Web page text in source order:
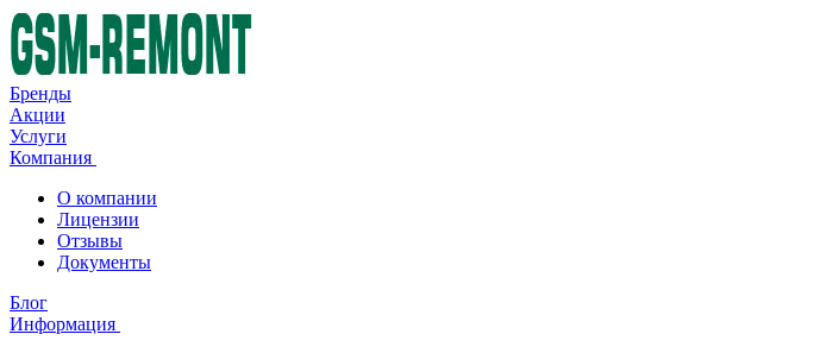
Бренды
Акции
Услуги
Компания
О компании
Лицензии
Отзывы
Документы
Блог
Информация